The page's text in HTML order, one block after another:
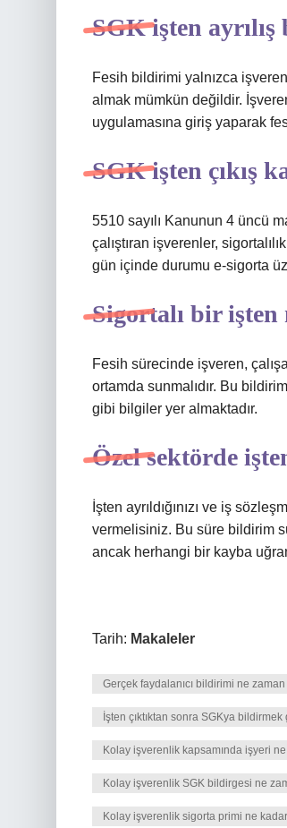
SGK işten ayrılış
Fesih bildirimi yalnızca
almak mümkün değildir.
uygulamasına giriş yaparak
SGK işten çıkış
5510 sayılı Kanunun 4 üncü
çalıştıran işverenler,
gün içinde durumu e-sigorta
Sigortalı bir işten
Fesih sürecinde işveren,
ortamda sunmalıdır. Bu
gibi bilgiler yer almaktadır.
Özel sektörde
İşten ayrıldığınızı ve iş
vermelisiniz. Bu süre bildirim
ancak herhangi bir kayba
Tarih: Makaleler
Gerçek faydalanıcı bildirimi ne
İşten çıktıktan sonra SGKya
Kolay işverenlik kapsamında işyeri
Kolay işverenlik SGK bildirgesi ne
Kolay işverenlik sigorta primi ne kadar